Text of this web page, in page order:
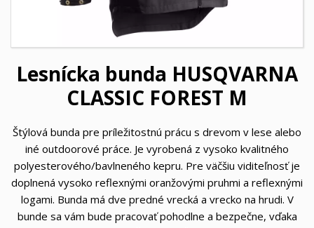
Lesnícka bunda HUSQVARNA
CLASSIC FOREST M
Štýlová bunda pre príležitostnú prácu s drevom v lese alebo
iné outdoorové práce. Je vyrobená z vysoko kvalitného
polyesterového/bavlneného kepru. Pre väčšiu viditeľnosť je
doplnená vysoko reflexnými oranžovými pruhmi a reflexnými
logami. Bunda má dve predné vrecká a vrecko na hrudi. V
bunde sa vám bude pracovať pohodlne a bezpečne, vďaka